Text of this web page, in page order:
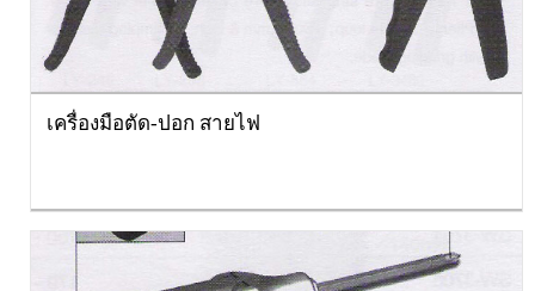
เครื่องมือตัด-ปอก สายไฟ